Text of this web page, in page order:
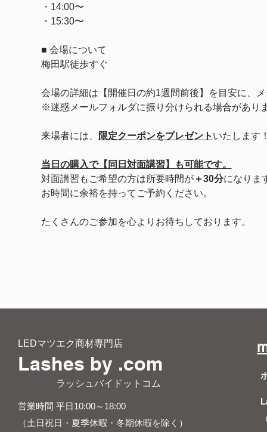
・14:00〜
・15:30〜
■ 会場について
梅田駅徒歩すぐ
会場の詳細は【開催日の約1週間前後】を目安に、
※迷惑メールフォルダに振り分けられる場合があり
来場者には、 限定クーポンをプレゼント いたします
当日の購入で【同日対面講習】も可能です。
対面講習もご希望の方は所要時間が＋30分になりま
お時間に余裕を持ってご予約ください。
たくさんのご参加を心よりお待ちしております。
LEDマツエク商材専門店
Lashes by .com
​ ラッシュバイドットコム
営業時間 平日10:00～18:00
（土日祝日・夏季休暇・冬期休暇を除く）